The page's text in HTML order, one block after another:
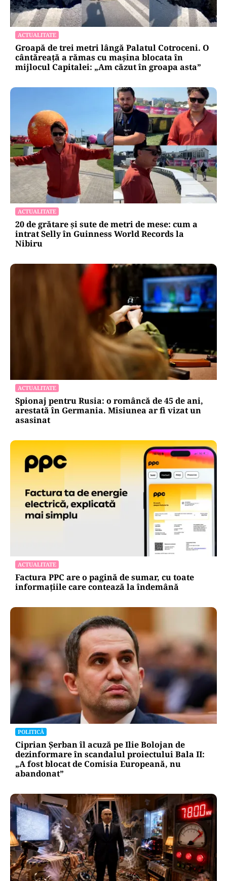
ACTUALITATE
Groapă de trei metri lângă Palatul Cotroceni. O
cântăreață a rămas cu mașina blocata în
mijlocul Capitalei: „Am căzut în groapa asta”
ACTUALITATE
20 de grătare și sute de metri de mese: cum a
intrat Selly în Guinness World Records la
Nibiru
ACTUALITATE
Spionaj pentru Rusia: o româncă de 45 de ani,
arestată în Germania. Misiunea ar fi vizat un
asasinat
ACTUALITATE
Factura PPC are o pagină de sumar, cu toate
informațiile care contează la îndemână
POLITICĂ
Ciprian Șerban îl acuză pe Ilie Bolojan de
dezinformare în scandalul proiectului Bala II:
„A fost blocat de Comisia Europeană, nu
abandonat”